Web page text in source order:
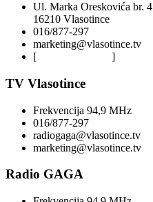
Ul. Marka Oreskovića br. 4
16210 Vlasotince
016/877-297
marketing@vlasotince.tv
[
]
TV Vlasotince
Frekvencija 94,9 MHz
016/877-297
radiogaga@vlasotince.tv
marketing@vlasotince.tv
Radio GAGA